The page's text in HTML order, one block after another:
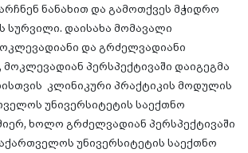
ნანახით და გამოთქვეს მჭიდრო
სურვილი. დაისახა მომავალი
და გრძელვადიანი
მოკლევადიან პერსპექტივაში დაიგეგმა
კლინიკური პრაქტიკის მოდულის
უნივერსიტეტის საექთნო
ხოლო გრძელვადიან პერსპექტივაში
უნივერსიტეტის საექთნო